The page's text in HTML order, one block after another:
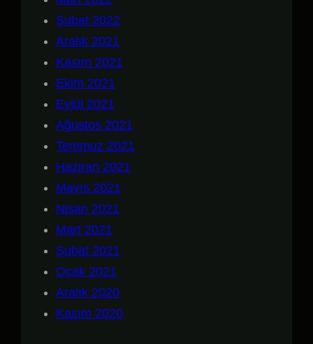
Şubat 2022
Aralık 2021
Kasım 2021
Ekim 2021
Eylül 2021
Ağustos 2021
Temmuz 2021
Haziran 2021
Mayıs 2021
Nisan 2021
Mart 2021
Şubat 2021
Ocak 2021
Aralık 2020
Kasım 2020